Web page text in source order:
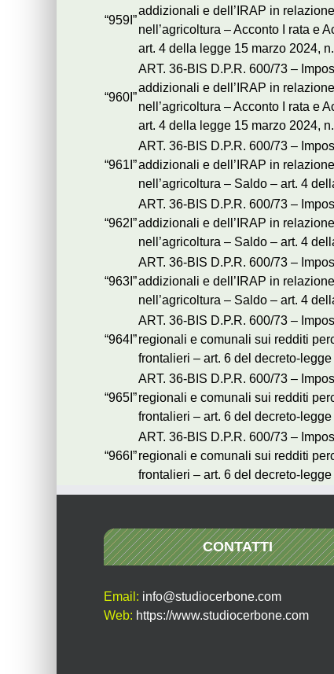
“959I”
addizionali e dell’IRAP in
nell’agricoltura – Acconto I rata e
art. 4 della legge 15 marzo 2024,
“960I”
ART. 36-BIS D.P.R. 600/73 –
addizionali e dell’IRAP in
nell’agricoltura – Acconto I rata e
art. 4 della legge 15 marzo 2024,
“961I”
ART. 36-BIS D.P.R. 600/73 –
addizionali e dell’IRAP in
nell’agricoltura – Saldo – art. 4
“962I”
ART. 36-BIS D.P.R. 600/73 –
addizionali e dell’IRAP in
nell’agricoltura – Saldo – art. 4
“963I”
ART. 36-BIS D.P.R. 600/73 –
addizionali e dell’IRAP in
nell’agricoltura – Saldo – art. 4
“964I”
ART. 36-BIS D.P.R. 600/73 –
regionali e comunali sui redditi
frontalieri – art. 6 del decreto-
“965I”
ART. 36-BIS D.P.R. 600/73 –
regionali e comunali sui redditi
frontalieri – art. 6 del decreto-
“966I”
ART. 36-BIS D.P.R. 600/73 –
regionali e comunali sui redditi
frontalieri – art. 6 del decreto-
CONTATTI
Email: info@studiocerbone.com
Web: https://www.studiocerbone.com